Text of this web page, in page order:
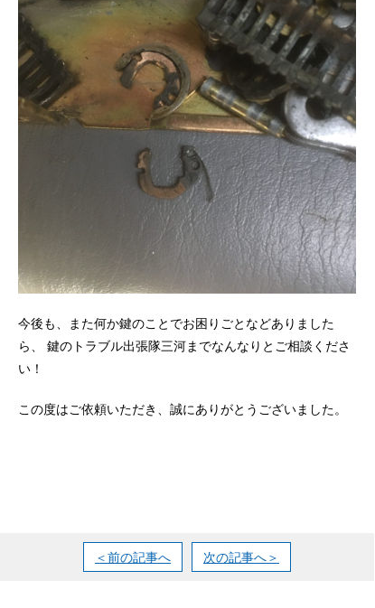
今後も、また何か鍵のことでお困りごとなどありました
ら、 鍵のトラブル出張隊三河までなんなりとご相談くださ
い！
この度はご依頼いただき、誠にありがとうございました。
＜前の記事へ 次の記事へ＞